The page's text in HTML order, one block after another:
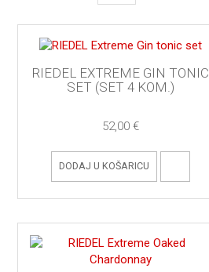
RIEDEL EXTREME GIN TONIC
SET (SET 4 KOM.)
52,00 €
DODAJ U KOŠARICU